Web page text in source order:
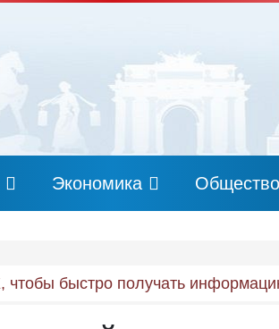
Экономика Общество
чтобы быстро получать